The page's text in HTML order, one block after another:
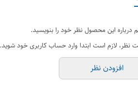
بالا:
بالا:مواد باکیفیت و ساخت دقیق، این کفش را به
این محصول نظر خود را بنویسید.
نظر، لازم است ابتدا وارد حساب کاربری خود شوید.
افزودن نظر